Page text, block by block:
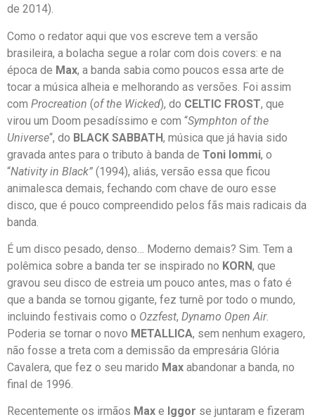
de 2014).
Como o redator aqui que vos escreve tem a versão
brasileira, a bolacha segue a rolar com dois covers: e na
época de Max, a banda sabia como poucos essa arte de
tocar a música alheia e melhorando as versões. Foi assim
com Procreation (of the Wicked), do CELTIC FROST, que
virou um Doom pesadíssimo e com “Symphton of the
Universe“, do BLACK SABBATH, música que já havia sido
gravada antes para o tributo à banda de Toni Iommi, o
“Nativity in Black” (1994), aliás, versão essa que ficou
animalesca demais, fechando com chave de ouro esse
disco, que é pouco compreendido pelos fãs mais radicais da
banda.
É um disco pesado, denso… Moderno demais? Sim. Tem a
polêmica sobre a banda ter se inspirado no KORN, que
gravou seu disco de estreia um pouco antes, mas o fato é
que a banda se tornou gigante, fez turnê por todo o mundo,
incluindo festivais como o Ozzfest, Dynamo Open Air.
Poderia se tornar o novo METALLICA, sem nenhum exagero,
não fosse a treta com a demissão da empresária Glória
Cavalera, que fez o seu marido Max abandonar a banda, no
final de 1996.
Recentemente os irmãos Max e Iggor se juntaram e fizeram